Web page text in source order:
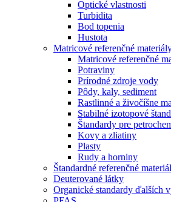
Optické vlastnosti
Turbidita
Bod topenia
Hustota
Matricové referenčné
Matricové referenčné
Potraviny
Prírodné zdroje vody
Pôdy, kaly, sediment
Rastlinné a živočíšne
Stabilné izotopové
Štandardy pre
Kovy a zliatiny
Plasty
Rudy a horniny
Štandardné referenčné
Deuterované látky
Organické standardy ďalších